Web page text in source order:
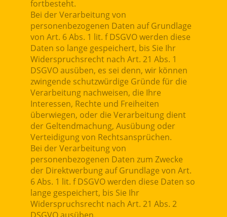
fortbesteht.
Bei der Verarbeitung von
personenbezogenen Daten auf Grundlage
von Art. 6 Abs. 1 lit. f DSGVO werden diese
Daten so lange gespeichert, bis Sie Ihr
Widerspruchsrecht nach Art. 21 Abs. 1
DSGVO ausüben, es sei denn, wir können
zwingende schutzwürdige Gründe für die
Verarbeitung nachweisen, die Ihre
Interessen, Rechte und Freiheiten
überwiegen, oder die Verarbeitung dient
der Geltendmachung, Ausübung oder
Verteidigung von Rechtsansprüchen.
Bei der Verarbeitung von
personenbezogenen Daten zum Zwecke
der Direktwerbung auf Grundlage von Art.
6 Abs. 1 lit. f DSGVO werden diese Daten so
lange gespeichert, bis Sie Ihr
Widerspruchsrecht nach Art. 21 Abs. 2